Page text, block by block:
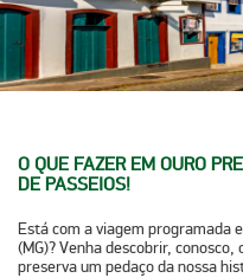
O QUE FAZER EM OURO
DE PASSEIOS!
Está com a viagem programada
(MG)? Venha descobrir,
preserva um pedaço da nossa